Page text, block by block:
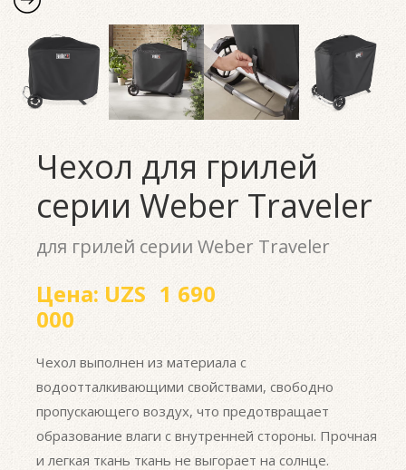
Чехол для грилей
серии Weber Traveler
для грилей серии Weber Traveler
Цена: UZS 1 690
000
Чехол выполнен из материала с
водоотталкивающими свойствами, свободно
пропускающего воздух, что предотвращает
образование влаги с внутренней стороны. Прочная
и легкая ткань ткань не выгорает на солнце.